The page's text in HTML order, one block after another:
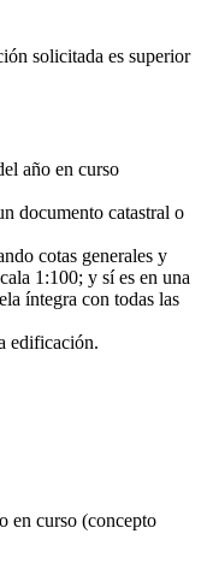
solicitada es superior
año en curso
documento catastral o
cotas generales y
1:100; y sí es en una
íntegra con todas las
edificación.
en curso (concepto